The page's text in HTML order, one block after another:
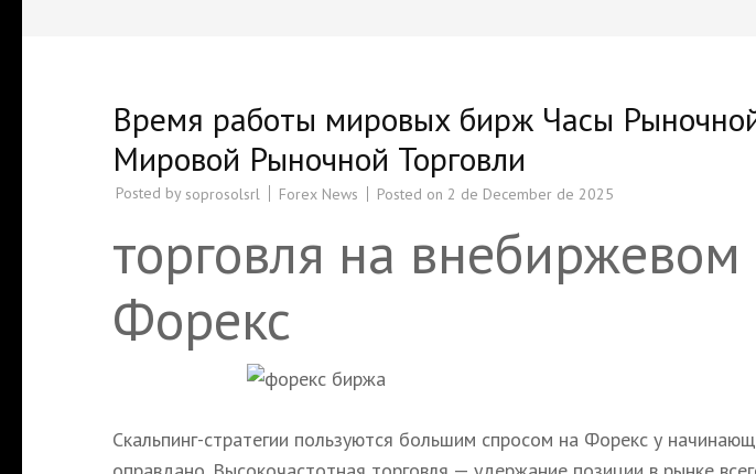
Время работы мировых бирж Часы
Мировой Рыночной Торговли
Posted by soprosolsrl Forex News Posted on 2 de December de 2025
торговля на
Форекс
Скальпинг-стратегии пользуются большим спросом на Форекс у